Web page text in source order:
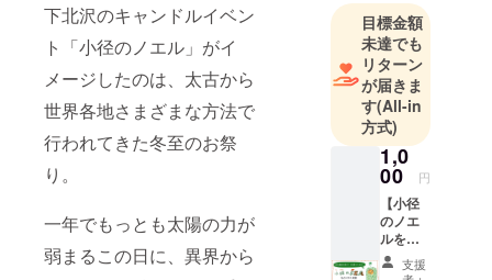
下北沢のキャンドルイベン
ト「小径のノエル」がイ
メージしたのは、太古から
世界各地さまざまな方法で
行われてきた冬至のお祭
り。
一年でもっとも太陽の力が
弱まるこの日に、異界から
目標金額
未達でも
リターン
が届きま
す(All-in
方式)
1,0
00 円
【小径
のノエ
ルをと
にかく
応 支援